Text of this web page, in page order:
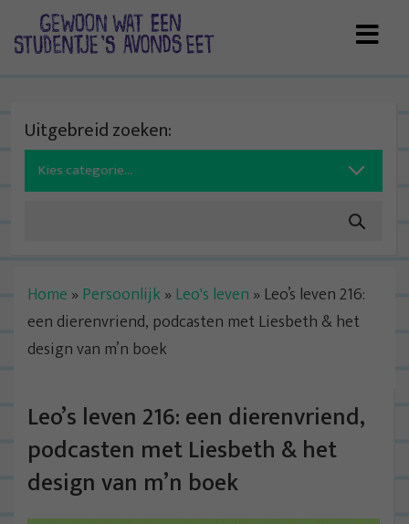
Uitgebreid zoeken:
Search
for:
Home » Persoonlijk» Leo's leven » Leo’s leven 216:
een dierenvriend, podcasten met Liesbeth & het
design van m’n boek
Leo’s leven 216: een dierenvriend,
podcasten met Liesbeth & het
design van m’n boek